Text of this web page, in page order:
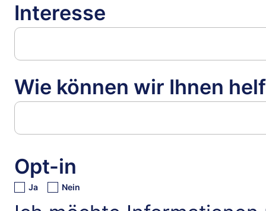
Interesse
Wie können wir Ihnen
Opt-in
Ja Nein